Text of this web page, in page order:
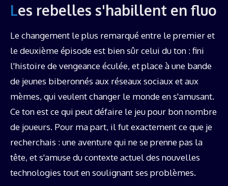
Les rebelles s'habillent en fluo
Le changement le plus remarqué entre le premier et
le deuxième épisode est bien sûr celui du ton : fini
l'histoire de vengeance éculée, et place à une bande
de jeunes biberonnés aux réseaux sociaux et aux
mèmes, qui veulent changer le monde en s'amusant.
Ce ton est ce qui peut défaire le jeu pour bon nombre
de joueurs. Pour ma part, il fut exactement ce que je
recherchais : une aventure qui ne se prenne pas la
tête, et s'amuse du contexte actuel des nouvelles
technologies tout en soulignant ses problèmes.